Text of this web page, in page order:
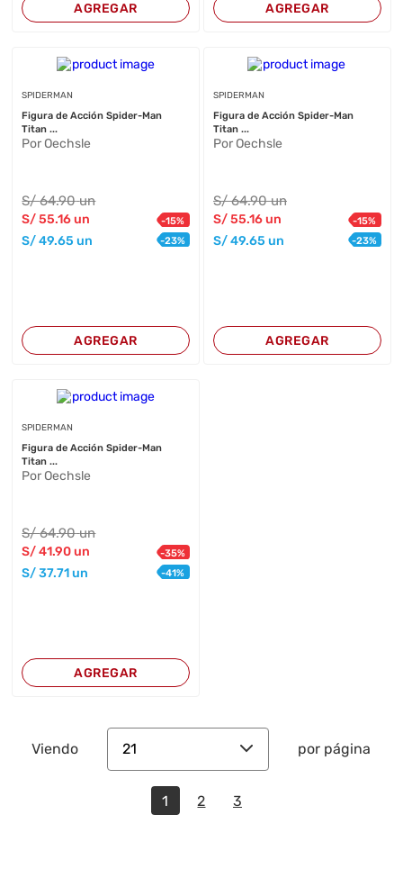
AGREGAR AGREGAR
SPIDERMAN
Figura de Acción Spider-Man
Titan ...
Por Oechsle
S/64.90 un
S/55.16 un -15%
S/49.65 un -23%
AGREGAR
SPIDERMAN
Figura de Acción Spider-Man
Titan ...
Por Oechsle
S/64.90 un
S/55.16un -15%
S/49.65 un -23%
AGREGAR
SPIDERMAN
Figura de Acción Spider-Man
Titan ...
Por Oechsle
S/64.90 un
S/41.90 un -35%
S/37.71 un -41%
AGREGAR
Viendo 21 por página
1 2 3